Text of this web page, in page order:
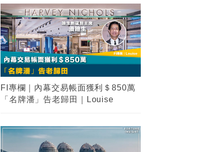
FI專欄｜內幕交易帳面獲利＄850萬
「名牌潘」告老歸田｜Louise